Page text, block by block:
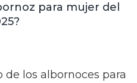
para mujer del
de los albornoces para